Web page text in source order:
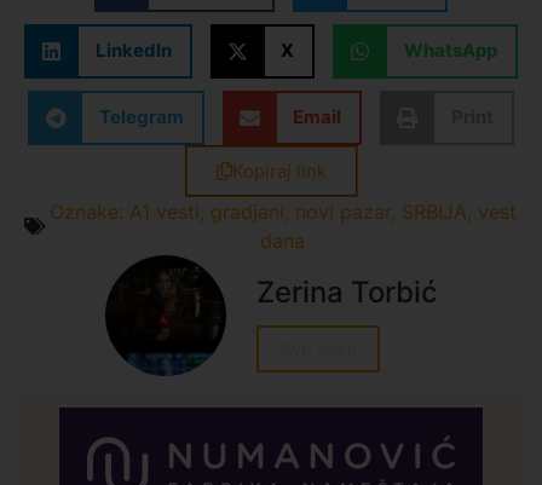
LinkedIn X WhatsApp
Telegram Email
Kopiraj link
Oznake: A1 vesti, gradjani, novi pazar, SRBIJA, vest
dana
Zerina Torbić
Sve vesti